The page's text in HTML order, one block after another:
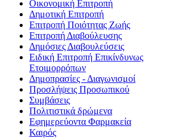
Οικονομική Επιτροπή
Δημοτική Επιτροπή
Επιτροπή Ποιότητας Ζωής
Επιτροπή Διαβούλευσης
Δημόσιες Διαβουλεύσεις
Ειδική Επιτροπή Επικίνδυνως
Ετοιμορρόπων
Δημοπρασίες - Διαγωνισμοί
Προσλήψεις Προσωπικού
Συμβάσεις
Πολιτιστικά δρώμενα
Εφημερεύοντα Φαρμακεία
Καιρός